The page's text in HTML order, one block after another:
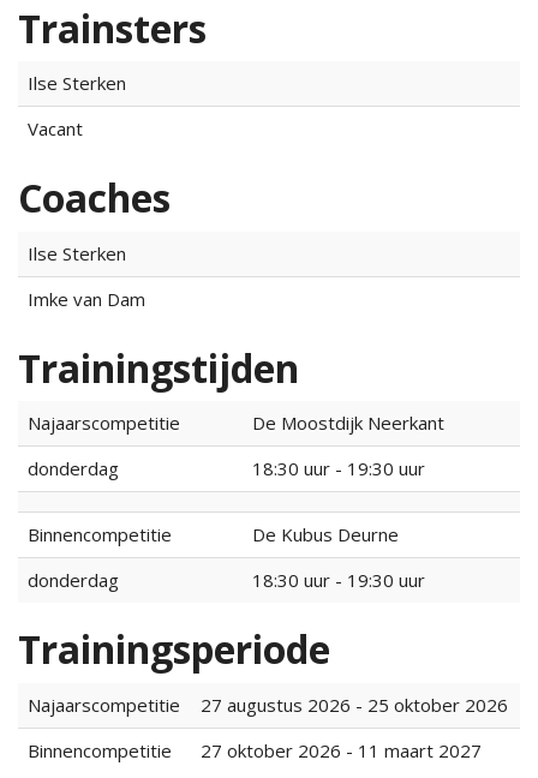
Trainsters
Ilse Sterken
Vacant
Coaches
Ilse Sterken
Imke van Dam
Trainingstijden
Najaarscompetitie
De Moostdijk Neerkant
donderdag
18:30 uur - 19:30 uur
Binnencompetitie
De Kubus Deurne
donderdag
18:30 uur - 19:30 uur
Trainingsperiode
Najaarscompetitie
27 augustus 2026 - 25 oktober 2026
Binnencompetitie
27 oktober 2026 - 11 maart 2027